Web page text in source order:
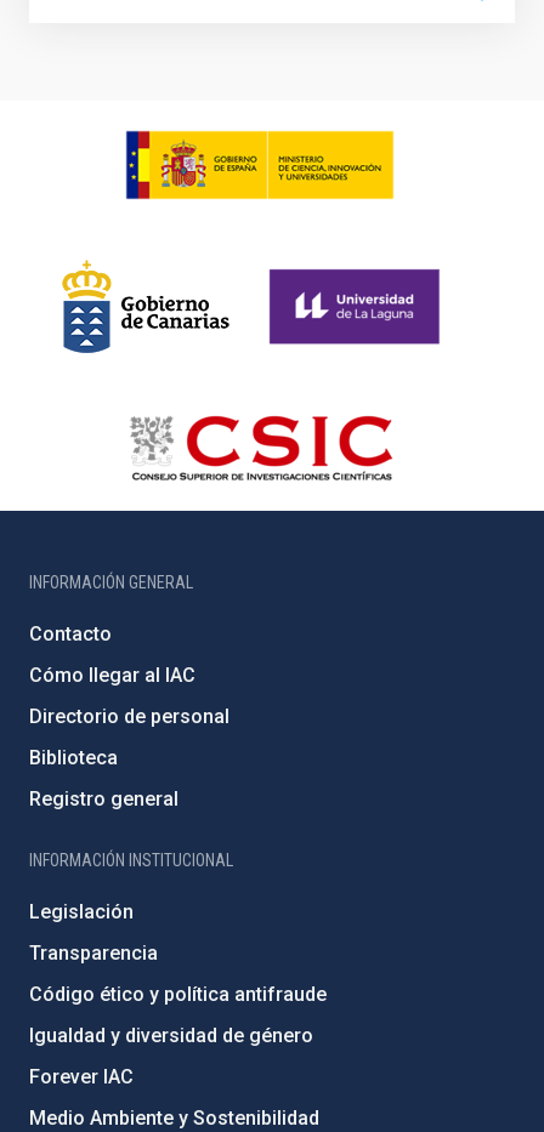
INFORMACIÓN GENERAL
Contacto
Cómo llegar al IAC
Directorio de personal
Biblioteca
Registro general
INFORMACIÓN INSTITUCIONAL
Legislación
Transparencia
Código ético y política antifraude
Igualdad y diversidad de género
Forever IAC
Medio Ambiente y Sostenibilidad